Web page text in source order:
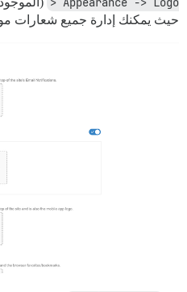
حيث يمكنك إدارة جميع شعارات